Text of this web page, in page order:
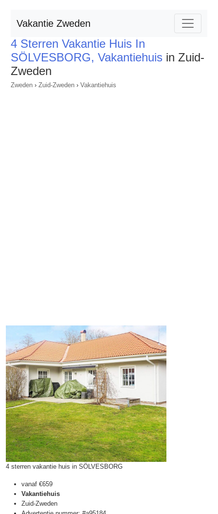
Vakantie Zweden
4 Sterren Vakantie Huis In
SÖLVESBORG, Vakantiehuis in Zuid-
Zweden
Zweden › Zuid-Zweden › Vakantiehuis
4 sterren vakantie huis in SÖLVESBORG
vanaf €659
Vakantiehuis
Zuid-Zweden